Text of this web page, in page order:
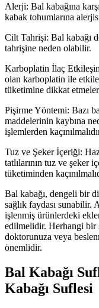
Alerji: Bal kabağına
kabak tohumlarına
Cilt Tahrişi: Bal kabağı
tahrişine neden olabilir.
Karboplatin İlaç
olan karboplatin ile
tüketimine dikkat
Pişirme Yöntemi: Bazı
maddelerinin kaybına
işlemlerden
Tuz ve Şeker İçeriği:
tatlılarının tuz ve şeker
tüketiminden
Bal kabağı, dengeli bir
sağlık faydası sunabilir.
işlenmiş ürünlerdeki
edilmelidir. Herhangi bir
doktorunuza veya
önemlidir.
Bal Kabağı
Kabağı Suflesi